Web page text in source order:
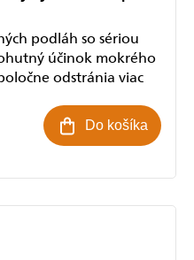
Do košíka
podláh so sériou
účinok mokrého
odstránia viac